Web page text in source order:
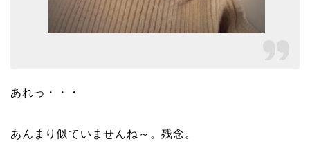
あれっ・・・
あんまり似ていませんね～。残念。